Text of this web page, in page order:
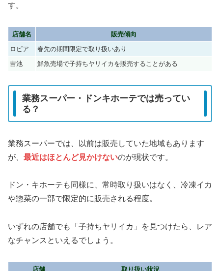
す。
店舗名
販売傾向
ロピア
春先の期間限定で取り扱いあり
吉池
鮮魚売場で子持ちヤリイカを販売することがある
業務スーパー・ドンキホーテでは売ってい
る？
業務スーパーでは、以前は販売していた地域もあります
が、 最近はほとんど見かけないのが現状です。
ドン・キホーテも同様に、常時取り扱いはなく、冷凍イカ
や惣菜の一部で限定的に販売される程度。
いずれの店舗でも「子持ちヤリイカ」を見つけたら、レア
なチャンスといえるでしょう。
店舗
取り扱い状況